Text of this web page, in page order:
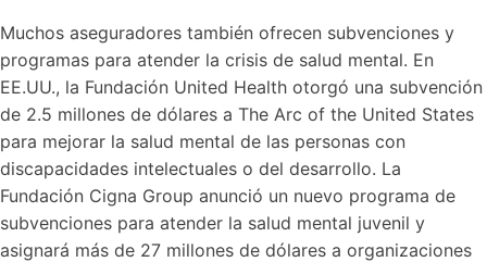
Muchos aseguradores también ofrecen subvenciones y
programas para atender la crisis de salud mental. En
EE.UU., la Fundación United Health otorgó una subvención
de 2.5 millones de dólares a The Arc of the United States
para mejorar la salud mental de las personas con
discapacidades intelectuales o del desarrollo. La
Fundación Cigna Group anunció un nuevo programa de
subvenciones para atender la salud mental juvenil y
asignará más de 27 millones de dólares a organizaciones